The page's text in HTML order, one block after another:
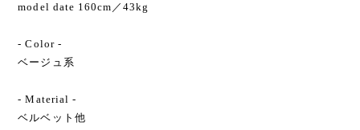
model date 160cm／43kg
- Color -
ベージュ系
- Material -
ベルベット他